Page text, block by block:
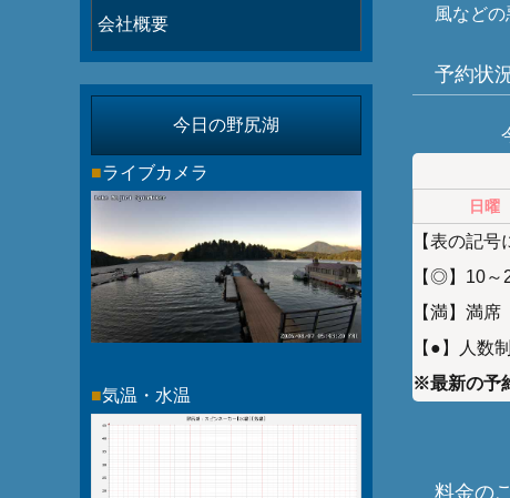
風など
予約状
今シー
日曜
【表の記号
【◎】10
【満】満
【●】人数
※最新の予
料金の
会社概要
今日の野尻湖
■ライブカメラ
■気温・水温